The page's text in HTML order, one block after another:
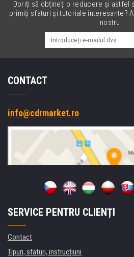
Doriți să obțineți o reducere și astfel
primiți sfaturi și tutoriale interesante?
nostru.
CONTACT
info@cdrmarket.ro
SERVICE PENTRU CLIENȚI
Contact
Tipuri, sfaturi, instrucțiuni